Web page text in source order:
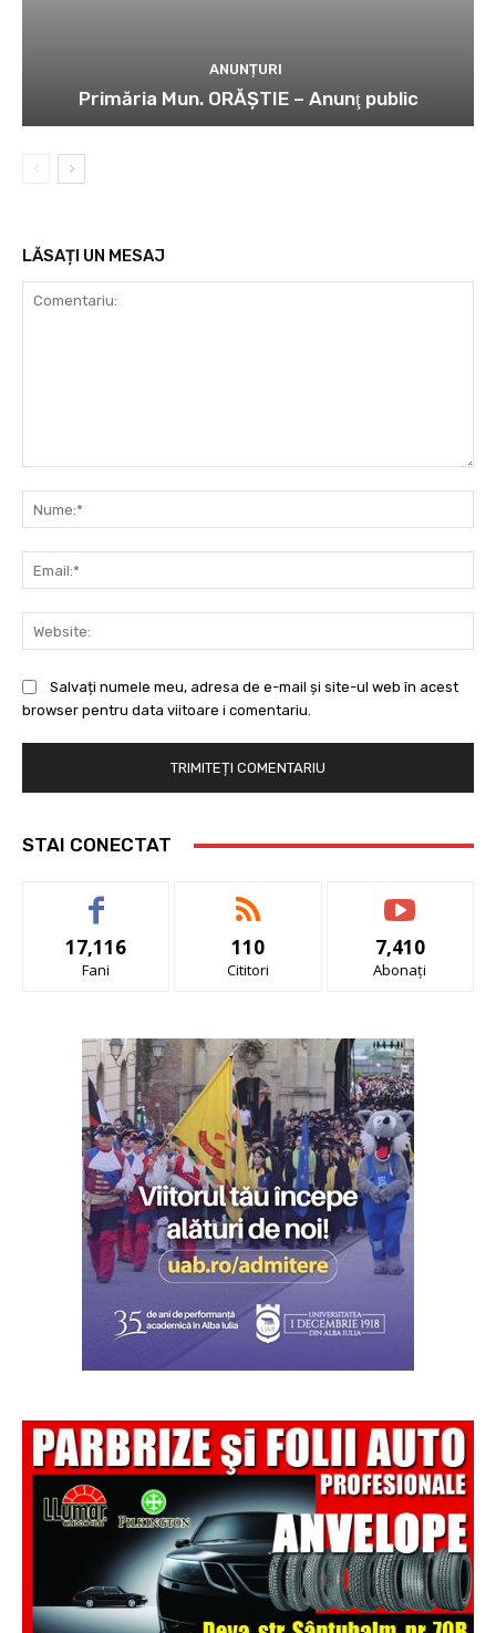
ANUNȚURI
Primăria Mun. ORĂȘTIE – Anunţ public
LĂSAȚI UN MESAJ
Salvați numele meu, adresa de e-mail și site-ul web în acest
browser pentru data viitoare i comentariu.
STAI CONECTAT
17,116
Fani
110
Cititori
7,410
Abonați